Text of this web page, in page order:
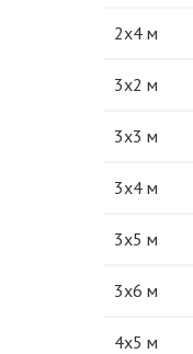
2х4 м
3х2 м
3х3 м
3х4 м
3х5 м
3х6 м
4х5 м